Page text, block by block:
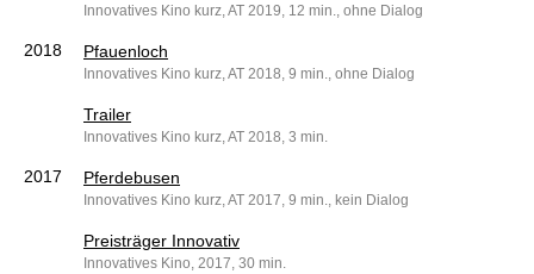
Innovatives Kino kurz, AT 2019, 12 min., ohne Dialog
2018 Pfauenloch
Innovatives Kino kurz, AT 2018, 9 min., ohne Dialog
Trailer
Innovatives Kino kurz, AT 2018, 3 min.
2017 Pferdebusen
Innovatives Kino kurz, AT 2017, 9 min., kein Dialog
Preisträger Innovativ
Innovatives Kino, 2017, 30 min.